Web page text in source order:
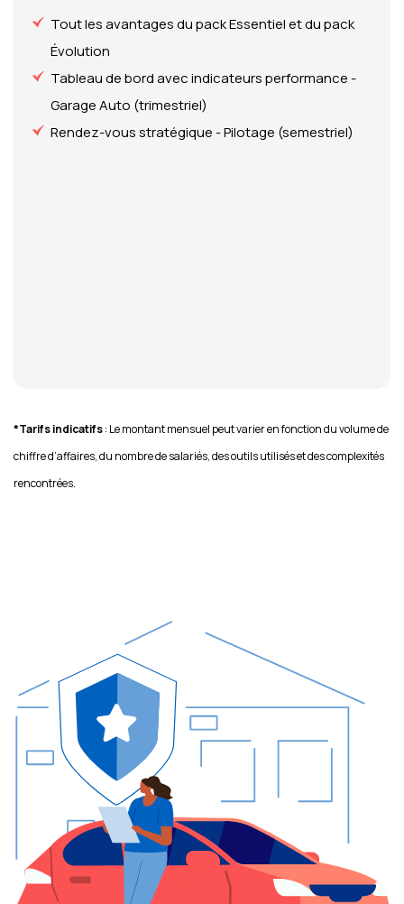
Tout les avantages du pack Essentiel et du pack
Évolution
Tableau de bord avec indicateurs performance -
Garage Auto (trimestriel)
Rendez-vous stratégique - Pilotage (semestriel)
*Tarifs indicatifs: Le montant mensuel peut varier en fonction du volume de
chiffre d’affaires, du nombre de salariés, des outils utilisés et des complexités
rencontrées.